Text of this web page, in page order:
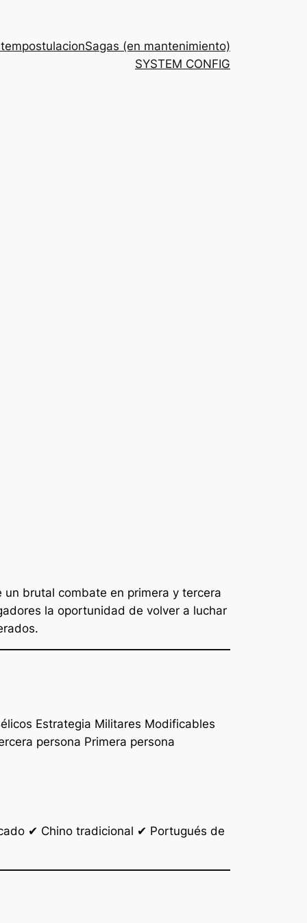
postulacionSagas (en mantenimiento)
SYSTEM CONFIG
brutal combate en primera y tercera
la oportunidad de volver a luchar
Estrategia Militares Modificables
persona Primera persona
✔ Chino tradicional ✔ Portugués de